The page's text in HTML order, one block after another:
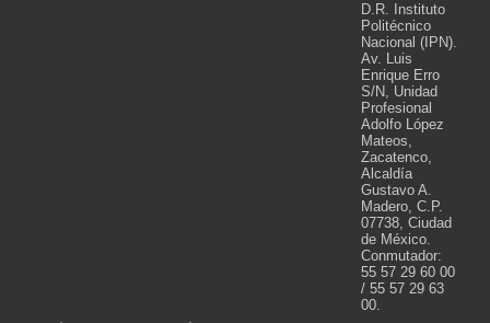
D.R. Instituto
Politécnico
Nacional (IPN).
Av. Luis
Enrique Erro
S/N, Unidad
Profesional
Adolfo López
Mateos,
Zacatenco,
Alcaldía
Gustavo A.
Madero, C.P.
07738, Ciudad
de México.
Conmutador:
55 57 29 60 00
/ 55 57 29 63
00.